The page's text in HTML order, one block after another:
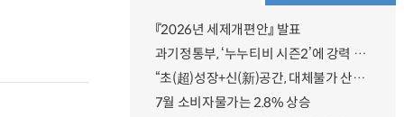
『2026년 세제개편안』 발표
과기정통부, ‘누누티비 시즌2’에 강력 대응 의지 밝혀
“초(超)성장+신(新)공간, 대체불가 산업강국”
7월 소비자물가는 2.8% 상승